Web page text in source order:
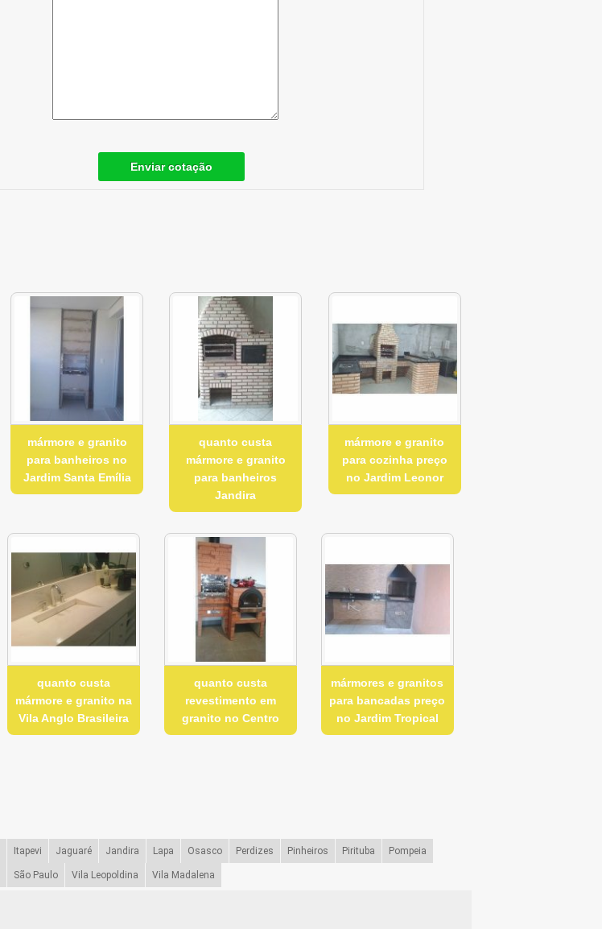
Enviar cotação
mármore e granito
para banheiros no
Jardim Santa Emília
quanto custa
mármore e granito
para banheiros
Jandira
mármore e granito
para cozinha preço
no Jardim Leonor
quanto custa
mármore e granito na
Vila Anglo Brasileira
quanto custa
revestimento em
granito no Centro
mármores e granitos
para bancadas preço
no Jardim Tropical
Itapevi Jaguaré Jandira Lapa Osasco Perdizes Pinheiros Pirituba Pompeia
São Paulo Vila Leopoldina Vila Madalena